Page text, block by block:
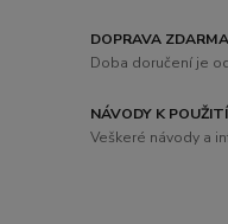
DOPRAVA
Doba doručení je
NÁVODY K
Veškeré návody a